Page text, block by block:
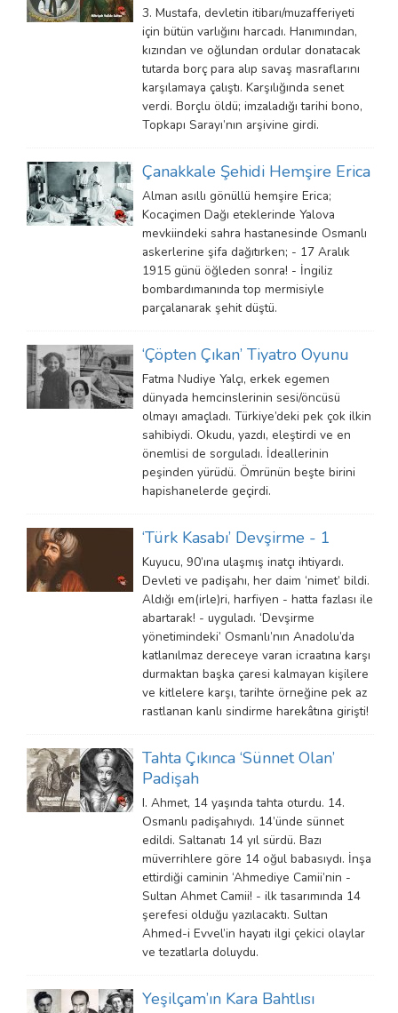
3. Mustafa, devletin itibarı/muzafferiyeti
için bütün varlığını harcadı. Hanımından,
kızından ve oğlundan ordular donatacak
tutarda borç para alıp savaş masraflarını
karşılamaya çalıştı. Karşılığında senet
verdi. Borçlu öldü; imzaladığı tarihi bono,
Topkapı Sarayı’nın arşivine girdi.
Çanakkale Şehidi Hemşire Erica
Alman asıllı gönüllü hemşire Erica;
Kocaçimen Dağı eteklerinde Yalova
mevkiindeki sahra hastanesinde Osmanlı
askerlerine şifa dağıtırken; - 17 Aralık
1915 günü öğleden sonra! - İngiliz
bombardımanında top mermisiyle
parçalanarak şehit düştü.
‘Çöpten Çıkan’ Tiyatro Oyunu
Fatma Nudiye Yalçı, erkek egemen
dünyada hemcinslerinin sesi/öncüsü
olmayı amaçladı. Türkiye’deki pek çok ilkin
sahibiydi. Okudu, yazdı, eleştirdi ve en
önemlisi de sorguladı. İdeallerinin
peşinden yürüdü. Ömrünün beşte birini
hapishanelerde geçirdi.
‘Türk Kasabı’ Devşirme - 1
Kuyucu, 90’ına ulaşmış inatçı ihtiyardı.
Devleti ve padişahı, her daim ‘nimet’ bildi.
Aldığı em(irle)ri, harfiyen - hatta fazlası ile
abartarak! - uyguladı. ‘Devşirme
yönetimindeki’ Osmanlı’nın Anadolu’da
katlanılmaz dereceye varan icraatına karşı
durmaktan başka çaresi kalmayan kişilere
ve kitlelere karşı, tarihte örneğine pek az
rastlanan kanlı sindirme harekâtına girişti!
Tahta Çıkınca ‘Sünnet Olan’
Padişah
I. Ahmet, 14 yaşında tahta oturdu. 14.
Osmanlı padişahıydı. 14’ünde sünnet
edildi. Saltanatı 14 yıl sürdü. Bazı
müverrihlere göre 14 oğul babasıydı. İnşa
ettirdiği caminin ‘Ahmediye Camii’nin -
Sultan Ahmet Camii! - ilk tasarımında 14
şerefesi olduğu yazılacaktı. Sultan
Ahmed-i Evvel’in hayatı ilgi çekici olaylar
ve tezatlarla doluydu.
Yeşilçam’ın Kara Bahtlısı